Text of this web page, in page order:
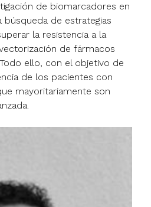
de biomarcadores en
búsqueda de estrategias
la resistencia a la
de fármacos
ello, con el objetivo de
de los pacientes con
mayoritariamente son